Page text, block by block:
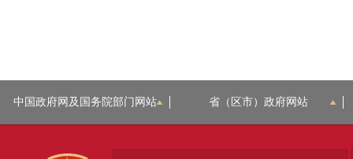
中国政府网及国务院部门网站 省（区市）政府网站